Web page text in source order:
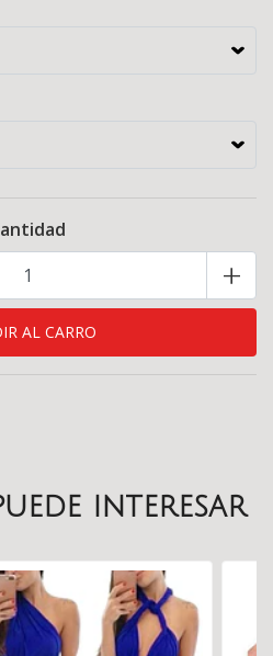
+
interesar